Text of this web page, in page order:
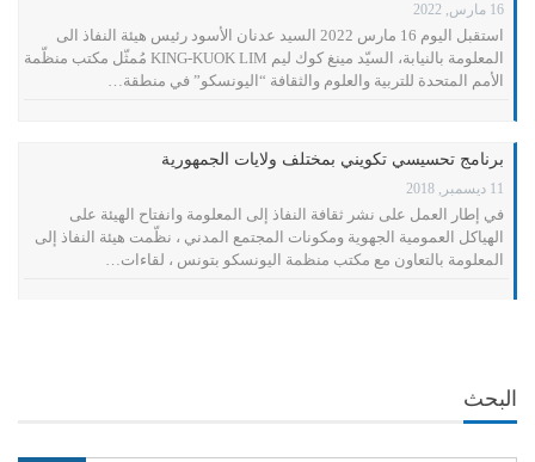
16 مارس, 2022
استقبل اليوم 16 مارس 2022 السيد عدنان الأسود رئيس هيئة النفاذ الى
المعلومة بالنيابة، السيّد مينغ كوك ليم KING-KUOK LIM مُمثّل مكتب منظّمة
الأمم المتحدة للتربية والعلوم والثقافة “اليونسكو” في منطقة…
برنامج تحسيسي تكويني بمختلف ولايات الجمهورية
11 ديسمبر, 2018
في إطار العمل على نشر ثقافة النفاذ إلى المعلومة وانفتاح الهيئة على
الهياكل العمومية الجهوية ومكونات المجتمع المدني ، نظّمت هيئة النفاذ إلى
المعلومة بالتعاون مع مكتب منظمة اليونسكو بتونس ، لقاءات…
البحث